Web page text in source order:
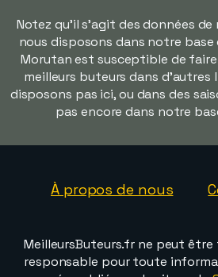
Notez qu'il s'agit des données
nous disposons dans notre base
Morutan est susceptible de
meilleurs buteurs dans d'autres
disposons pas ici, ou dans des
pas encore dans notre
À propos de nous
MeilleursButeurs.fr ne peut être
responsable pour toute